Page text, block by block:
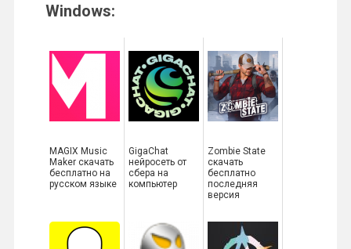
Windows:
MAGIX Music
Maker скачать
бесплатно на
русском языке
GigaChat
нейросеть от
сбера на
компьютер
Zombie State
скачать
бесплатно
последняя
версия